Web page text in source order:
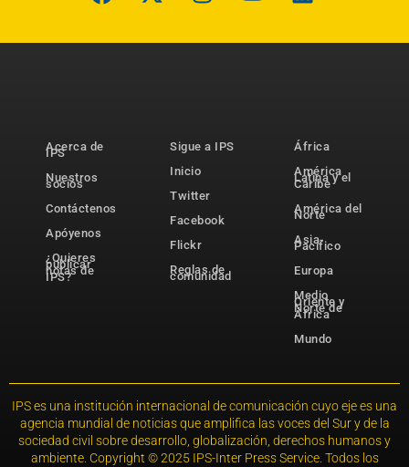
Acerca de
IPS
Nuestros
socios
Contáctenos
Apóyenos
¿Quieres
publicar
notas de
IPS?
Sigue a IPS
Inicio
Twitter
Facebook
Flickr
Reglas de
comunidad
África
América
Latina y el
Caribe
América del
Norte
Asia-
Pacífico
Europa
Medio
Oriente y
Norte de
África
Mundo
IPS es una institución internacional de comunicación cuyo eje es una
agencia mundial de noticias que amplifica las voces del Sur y de la
sociedad civil sobre desarrollo, globalización, derechos humanos y
ambiente. Copyright © 2025 IPS-Inter Press Service. Todos los